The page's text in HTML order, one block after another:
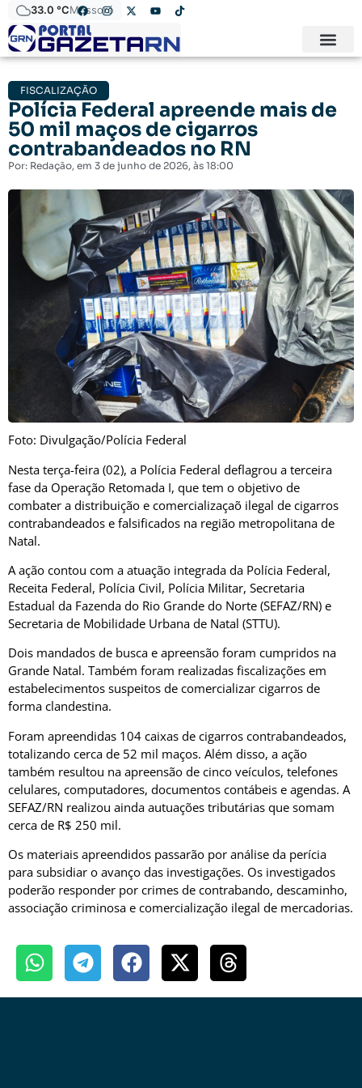
33.0 °CMossoró
FISCALIZAÇÃO
Polícia Federal apreende mais de
50 mil maços de cigarros
contrabandeados no RN
Por: Redação, em 3 de junho de 2026, às 18:00
Foto: Divulgação/Polícia Federal
Nesta terça-feira (02), a Polícia Federal deflagrou a terceira
fase da Operação Retomada I, que tem o objetivo de
combater a distribuição e comercializaçaõ ilegal de cigarros
contrabandeados e falsificados na região metropolitana de
Natal.
A ação contou com a atuação integrada da Polícia Federal,
Receita Federal, Polícia Civil, Polícia Militar, Secretaria
Estadual da Fazenda do Rio Grande do Norte (SEFAZ/RN) e
Secretaria de Mobilidade Urbana de Natal (STTU).
Dois mandados de busca e apreensão foram cumpridos na
Grande Natal. Também foram realizadas fiscalizações em
estabelecimentos suspeitos de comercializar cigarros de
forma clandestina.
Foram apreendidas 104 caixas de cigarros contrabandeados,
totalizando cerca de 52 mil maços. Além disso, a ação
também resultou na apreensão de cinco veículos, telefones
celulares, computadores, documentos contábeis e agendas. A
SEFAZ/RN realizou ainda autuações tributárias que somam
cerca de R$ 250 mil.
Os materiais apreendidos passarão por análise da perícia
para subsidiar o avanço das investigações. Os investigados
poderão responder por crimes de contrabando, descaminho,
associação criminosa e comercialização ilegal de mercadorias.